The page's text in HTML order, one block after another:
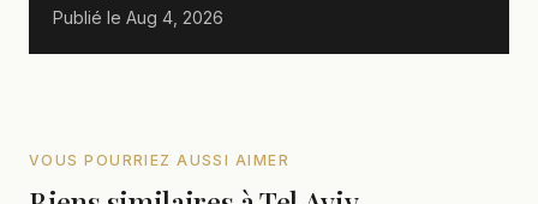
Publié le Aug 4, 2026
VOUS POURRIEZ AUSSI AIMER